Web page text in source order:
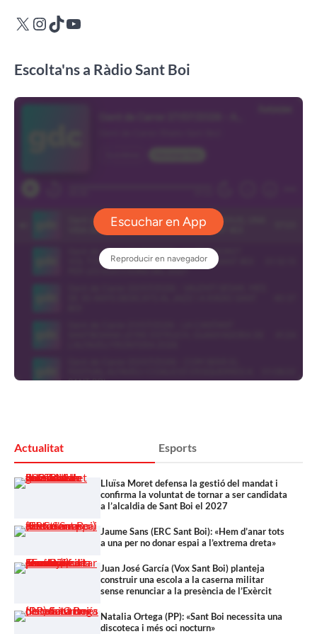
X Instagram
TikTokYouTube
Escolta'ns a Ràdio Sant Boi
Actualitat Esports
Lluïsa Moret defensa la gestió del mandat i
confirma la voluntat de tornar a ser candidata
a l’alcaldia de Sant Boi el 2027
Jaume Sans (ERC Sant Boi): «Hem d’anar tots
a una per no donar espai a l’extrema dreta»
Juan José García (Vox Sant Boi) planteja
construir una escola a la caserna militar
sense renunciar a la presència de l’Exèrcit
Natalia Ortega (PP): «Sant Boi necessita una
discoteca i més oci nocturn»